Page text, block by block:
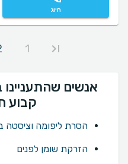
חיוג
1
אנשים
קבוע
הסרת ליפומה וציסטה
הזרקת שומן לפנים